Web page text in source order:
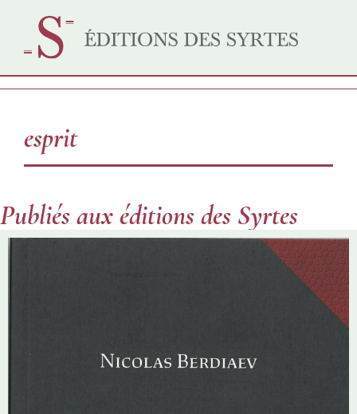
esprit
Publiés aux éditions des Syrtes